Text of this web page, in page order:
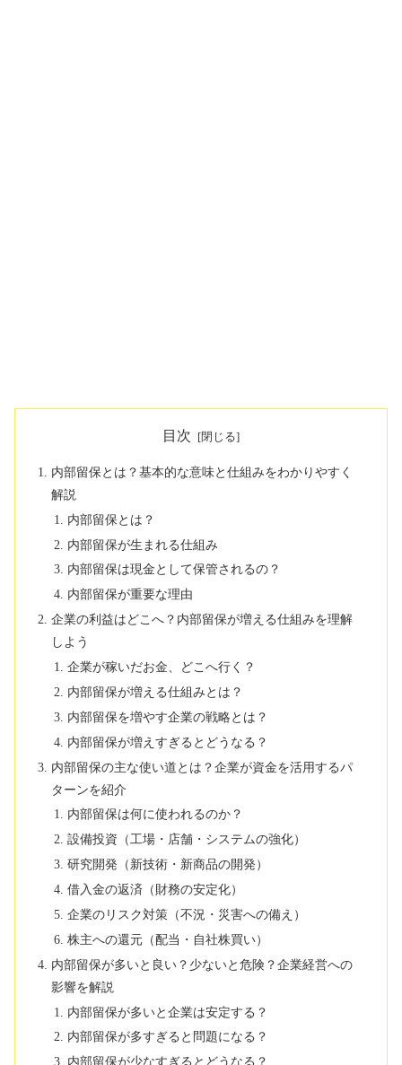
目次
内部留保とは？基本的な意味と仕組みをわかりやすく
解説
内部留保とは？
内部留保が生まれる仕組み
内部留保は現金として保管されるの？
内部留保が重要な理由
企業の利益はどこへ？内部留保が増える仕組みを理解
しよう
企業が稼いだお金、どこへ行く？
内部留保が増える仕組みとは？
内部留保を増やす企業の戦略とは？
内部留保が増えすぎるとどうなる？
内部留保の主な使い道とは？企業が資金を活用するパ
ターンを紹介
内部留保は何に使われるのか？
設備投資（工場・店舗・システムの強化）
研究開発（新技術・新商品の開発）
借入金の返済（財務の安定化）
企業のリスク対策（不況・災害への備え）
株主への還元（配当・自社株買い）
内部留保が多いと良い？少ないと危険？企業経営への
影響を解説
内部留保が多いと企業は安定する？
内部留保が多すぎると問題になる？
内部留保が少なすぎるとどうなる？